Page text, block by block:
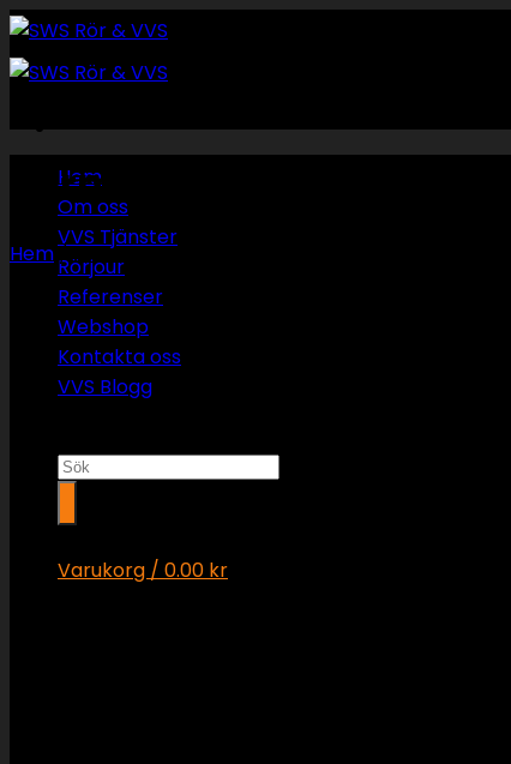
Skip
to
content
Hem
Om oss
VVS Tjänster
Rörjour
Referenser
Webshop
Kontakta oss
VVS Blogg
Sök
Varukorg / 0.00 kr
Rörmokare umeå
Hem/Fuktmätning